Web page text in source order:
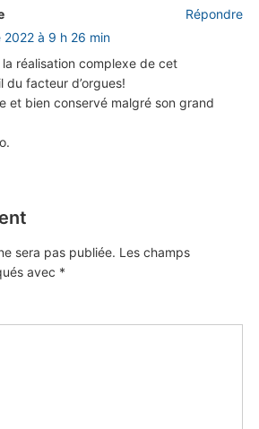
à 9 h 26 min
réalisation complexe de cet
du facteur d’orgues!
et bien conservé malgré son grand
Répondre
sera pas publiée. Les champs
avec *